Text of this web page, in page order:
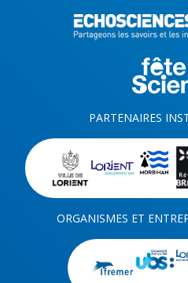
PARTENAIRES
ORGANISMES ET